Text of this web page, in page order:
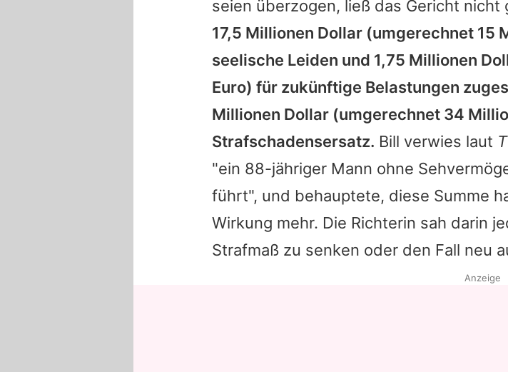
seien überzogen, ließ das Gericht nicht
17,5 Millionen Dollar (umgerechnet 15
seelische Leiden und 1,75 Millionen
Euro) für zukünftige Belastungen
Millionen Dollar (umgerechnet 34
Strafschadensersatz. Bill verwies laut
"ein 88-jähriger Mann ohne
führt", und behauptete, diese Summe
Wirkung mehr. Die Richterin sah darin
Strafmaß zu senken oder den Fall neu
Anzeige